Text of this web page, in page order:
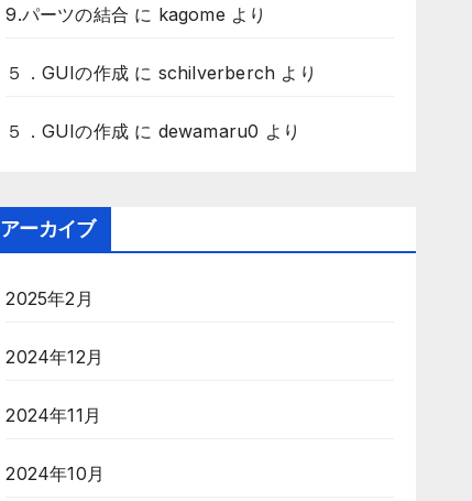
9.パーツの結合 に kagome より
５．GUIの作成に schilverberch より
５．GUIの作成に dewamaru0 より
アーカイブ
2025年2月
2024年12月
2024年11月
2024年10月